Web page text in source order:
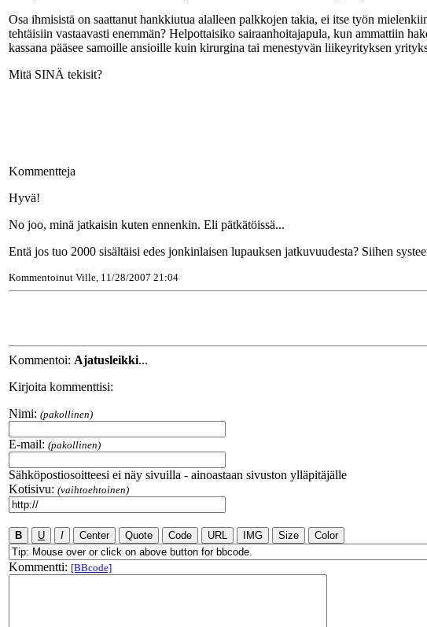
Osa ihmisistä on saattanut hankkiutua alalleen palkkojen takia, ei itse työn
tehtäisiin vastaavasti enemmän? Helpottaisiko sairaanhoitajapula, kun ammattiin
kassana pääsee samoille ansioille kuin kirurgina tai menestyvän liikeyrityksen
Mitä SINÄ tekisit?
Kommentteja
Hyvä!
No joo, minä jatkaisin kuten ennenkin. Eli pätkätöissä...
Entä jos tuo 2000 sisältäisi edes jonkinlaisen lupauksen jatkuvuudesta? Siihen
Kommentoinut Ville, 11/28/2007 21:04
Kommentoi: Ajatusleikki...
Kirjoita kommenttisi:
Nimi: (pakollinen)
E-mail: (pakollinen)
Sähköpostiosoitteesi ei näy sivuilla - ainoastaan sivuston ylläpitäjälle
Kotisivu: (vaihtoehtoinen)
Kommentti: [BBcode]